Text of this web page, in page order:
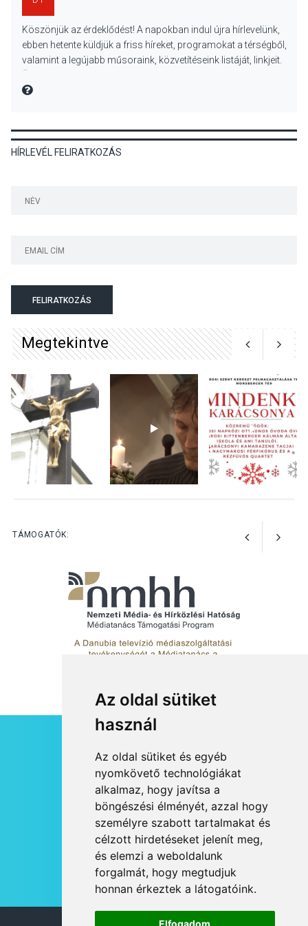
Az oldal sütiket
használ
Az oldal sütiket és egyéb
nyomkövető technológiákat
alkalmaz, hogy javítsa a
böngészési élményét, azzal hogy
személyre szabott tartalmakat és
célzott hirdetéseket jelenít meg,
és elemzi a weboldalunk
forgalmát, hogy megtudjuk
honnan érkeztek a látogatóink.
Elfogadom
Reneszánsz dallamok
csendülnek fel a visegrádi
Királyi Palota
KULTÚRA 2026 AUG 07
Dunavirág Ünnep Verőcén –
talajközeli ózonmennyiség
Mi a pszichológia, és miért
van rá szükségünk? –
Beszélgetés a Kacsakő
Irodalmi Színpadon
KULTÚRA 2026 AUG 06
Köszönjük az érdeklődést! A napokban indul újra hírlevelünk,
ebben hetente küldjük a friss híreket, programokat a térségből,
valamint a legújabb műsoraink, közvetítéseink listáját, linkjeit.
MIRE MONDTA
HÍRLEVÉL FELIRATKOZÁS
FELIRATKOZÁS
Megtekintve
TÁMOGATÓK:
RSS
JOGI NYILATKOZAT
KAPCSOLAT
OLDALTÉRKÉP
IMPRESSZUM
HÍR BEKÜLDÉSE